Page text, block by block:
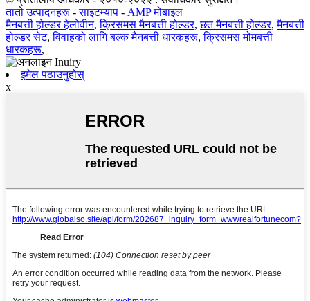
तातो उत्पादनहरू -साइटम्याप - AMP मोबाइल
मैनबत्ती होल्डर हेलोवीन,क्रिसमस मैनबत्ती होल्डर,छत मैनबत्ती होल्डर,मैनबत्ती
होल्डर सेट,विवाहको लागि बल्क मैनबत्ती धारकहरू,क्रिसमस मोमबत्ती
धारकहरू,
इमेल पठाउनुहोस्
x